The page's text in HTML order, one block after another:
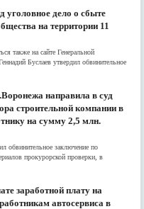
уголовное дело о сбыте
на территории 11
также на сайте Генеральной
Буслаев утвердил обвинительное
направила в суд
строительной компании в
на сумму 2,5 млн.
обвинительное заключение по
прокурорской проверки, в
заработной плату на
автосервиса в